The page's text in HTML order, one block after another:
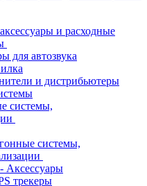
и расходные
для автозвука
и дистрибьютеры
системы,
системы,
Аксессуары
трекеры